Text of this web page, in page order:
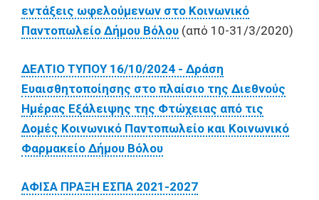
εντάξεις ωφελούμενων στο Κοινωνικό
Παντοπωλείο Δήμου Βόλου (από 10-31/3/2020)
ΔΕΛΤΙΟ ΤΥΠΟΥ 16/10/2024 - Δράση
Ευαισθητοποίησης στο πλαίσιο της Διεθνούς
Ημέρας Εξάλειψης της Φτώχειας από τις
Δομές Κοινωνικό Παντοπωλείο και Κοινωνικό
Φαρμακείο Δήμου Βόλου
ΑΦΙΣΑ ΠΡΑΞΗ ΕΣΠΑ 2021-2027